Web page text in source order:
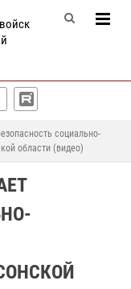
социально-
области (видео)